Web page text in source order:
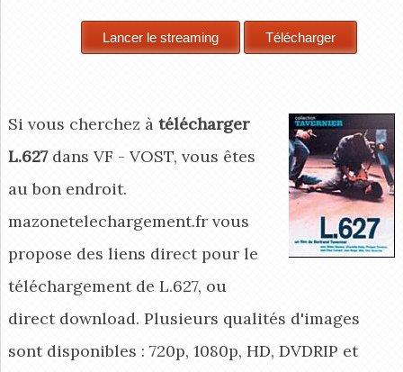
Si vous cherchez à télécharger
L.627dans VF - VOST, vous êtes
au bon endroit.
mazonetelechargement.fr vous
propose des liens direct pour le
téléchargement de L.627, ou
direct download. Plusieurs qualités d'images
sont disponibles : 720p, 1080p, HD, DVDRIP et